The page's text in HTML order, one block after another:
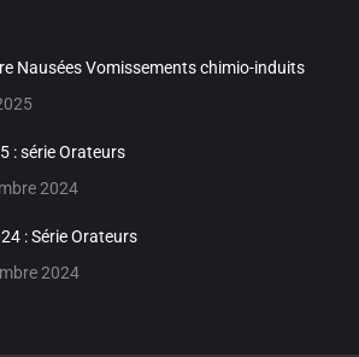
Nausées Vomissements chimio-induits
: série Orateurs
2024
: Série Orateurs
2024